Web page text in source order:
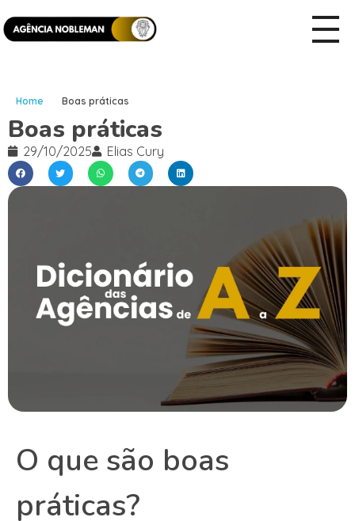
Home Boas práticas
Boas práticas
29/10/2025 Elias Cury
O que são boas
práticas?